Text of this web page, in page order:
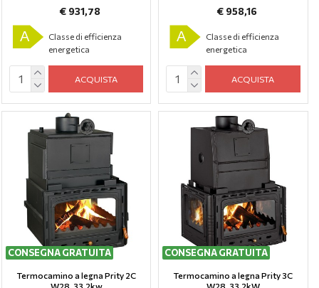
€ 931,78
A
Classe di efficienza
energetica
ACQUISTA
€ 958,16
A
Classe di efficienza
energetica
ACQUISTA
CONSEGNA GRATUITA
Termocamino a legna Prity 2C
CONSEGNA GRATUITA
Termocamino a legna Prity 3C